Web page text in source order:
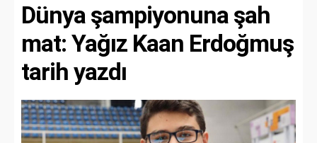
Dünya şampiyonuna şah
mat: Yağız Kaan Erdoğmuş
tarih yazdı